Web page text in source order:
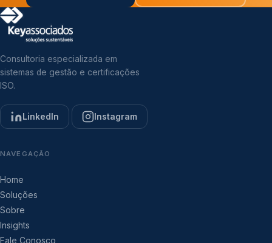
Consultoria especializada em
sistemas de gestão e certificações
ISO.
LinkedIn Instagram
NAVEGAÇÃO
Home
Soluções
Sobre
Insights
Fale Conosco